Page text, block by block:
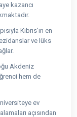
kazancı
Kıbrıs’ın en
ve lüks
Akdeniz
hem de
ev
açısından